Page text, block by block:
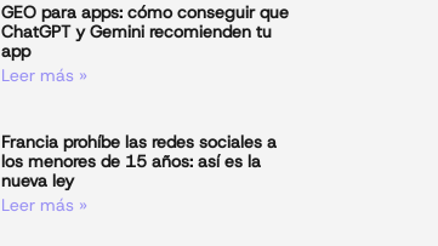
GEO para apps: cómo conseguir que
ChatGPT y Gemini recomienden tu
app
Leer más »
Francia prohíbe las redes sociales a
los menores de 15 años: así es la
nueva ley
Leer más »